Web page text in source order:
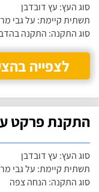
סוג העץ: עץ דובדבן
תשתית קיימת: על גבי
סוג התקנה: התקנה
לצפייה
התקנת פרקט
סוג העץ: עץ דובדבן
תשתית קיימת: על גבי
סוג התקנה: הנחה צפה